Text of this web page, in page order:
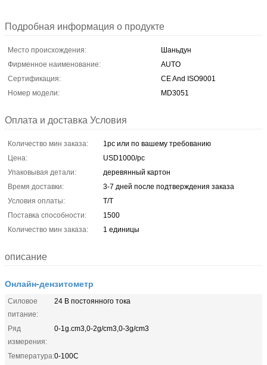
Подробная информация о продукте
Место происхождения:
Шаньдун
Фирменное наименование:
AUTO
Сертификация:
CE And ISO9001
Номер модели:
MD3051
Оплата и доставка Условия
Количество мин заказа:
1pc или по вашему требованию
Цена:
USD1000/pc
Упаковывая детали:
деревянный картон
Время доставки:
3-7 дней после подтверждения заказа
Условия оплаты:
T/T
Поставка способности:
1500
Количество мин заказа:
1 единицы
описание
Онлайн-дензитометр
Силовое
питание:
24 В постоянного тока
Ряд
измерения:
0-1g.cm3,0-2g/cm3,0-3g/cm3
Температура:0-100C